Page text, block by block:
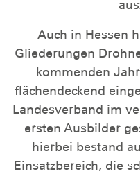
Auch in Hessen
Gliederungen
kommenden
flächendeckend
Landesverband im
ersten Ausbilder
hierbei bestand
Einsatzbereich, die